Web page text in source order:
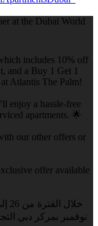
at the Dubai World
includes 10% off
and a Buy 1 Get 1
Atlantis The Palm!
enjoy a hassle-free
apartments. 🌟
our other offers or
offer available
نوفمبر بمركز دبي